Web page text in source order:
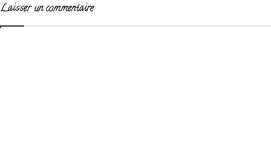
Laisser un commentaire